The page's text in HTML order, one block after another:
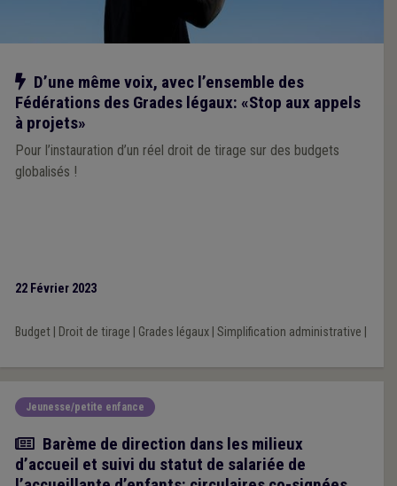
Notre action
D’une même voix, avec l’ensemble des
Fédérations des Grades légaux: «Stop aux appels
à projets»
Pour l’instauration d’un réel droit de tirage sur des budgets
globalisés !
22 Février 2023
Budget| Droit de tirage Grades légaux| Simplification administrative
Jeunesse/petite enfance
Actualité
Barème de direction dans les milieux
d’accueil et suivi du statut de salariée de